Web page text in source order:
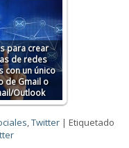
para crear
de redes
con un único
de Gmail o
Outlook
,Twitter |Etiquetado